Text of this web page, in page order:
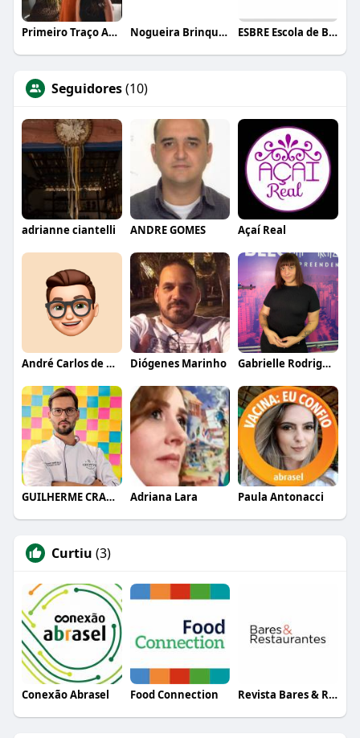
Primeiro Traço Arquitetura Nogueira Brinquedos ESBRE Escola de Bares e Restaurantes
Seguidores(10)
adrianne ciantelli ANDRE GOMES Açaí Real
André Carlos de Oliveira Filho Diógenes Marinho Gabrielle Rodrigues
GUILHERME CRAMER BALLE Adriana Lara Paula Antonacci
Curtiu (3)
Conexão Abrasel Food Connection Revista Bares & Restaurantes